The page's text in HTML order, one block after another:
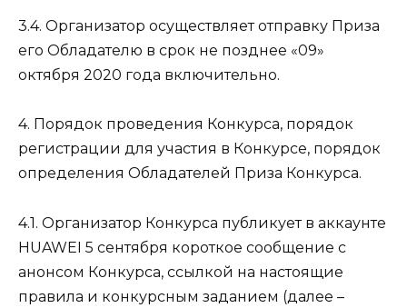
3.4. Организатор осуществляет отправку Приза
его Обладателю в срок не позднее «09»
октября 2020 года включительно.
4. Порядок проведения Конкурса, порядок
регистрации для участия в Конкурсе, порядок
определения Обладателей Приза Конкурса.
4.1. Организатор Конкурса публикует в аккаунте
HUAWEI 5 сентября короткое сообщение с
анонсом Конкурса, ссылкой на настоящие
правила и конкурсным заданием (далее –